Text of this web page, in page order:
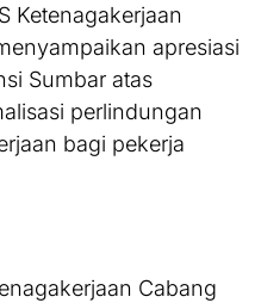
Ketenagakerjaan
apresiasi
Sumbar atas
perlindungan
bagi pekerja
Cabang